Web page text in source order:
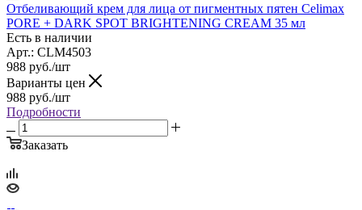
Отбеливающий крем для лица от пигментных пятен Celimax
PORE + DARK SPOT BRIGHTENING CREAM 35 мл
Есть в наличии
Арт.: CLM4503
988 руб./шт
Варианты цен
988 руб./шт
Подробности
Заказать